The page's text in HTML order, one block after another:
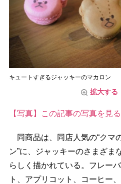
キュートすぎるジャッキーのマカロン
拡大する
【写真】この記事の写真を見る
同商品は、同店人気の“クマ
ン”に、ジャッキーのさまざま
らしく描かれている。フレー
ト、アプリコット、コーヒー